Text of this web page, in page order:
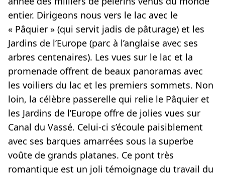
entier. Dirigeons nous vers le lac avec le
« Pâquier » (qui servit jadis de pâturage) et les
Jardins de l’Europe (parc à l’anglaise avec ses
arbres centenaires). Les vues sur le lac et la
promenade offrent de beaux panoramas avec
les voiliers du lac et les premiers sommets. Non
loin, la célèbre passerelle qui relie le Pâquier et
les Jardins de l’Europe offre de jolies vues sur
Canal du Vassé. Celui-ci s’écoule paisiblement
avec ses barques amarrées sous la superbe
voûte de grands platanes. Ce pont très
romantique est un joli témoignage du travail du